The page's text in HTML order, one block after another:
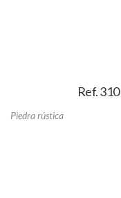
Ref.
Piedra rústica